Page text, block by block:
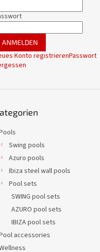
ANMELDEN
Konto registrierenPasswort
Swing pools
Azuro pools
Ibiza steel wall pools
Pool sets
SWING pool sets
AZURO pool sets
IBIZA pool sets
accessories